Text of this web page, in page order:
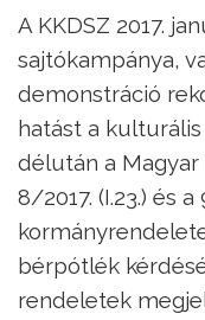
A KKDSZ 2017.
sajtókampánya,
demonstráció
hatást a
délután a
8/2017. (I.23.) és a
bérpótlék
rendeletek